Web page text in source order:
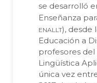
se desarrolló
Enseñanza
enallt), desde
Educación a
profesores
Lingüística
única vez